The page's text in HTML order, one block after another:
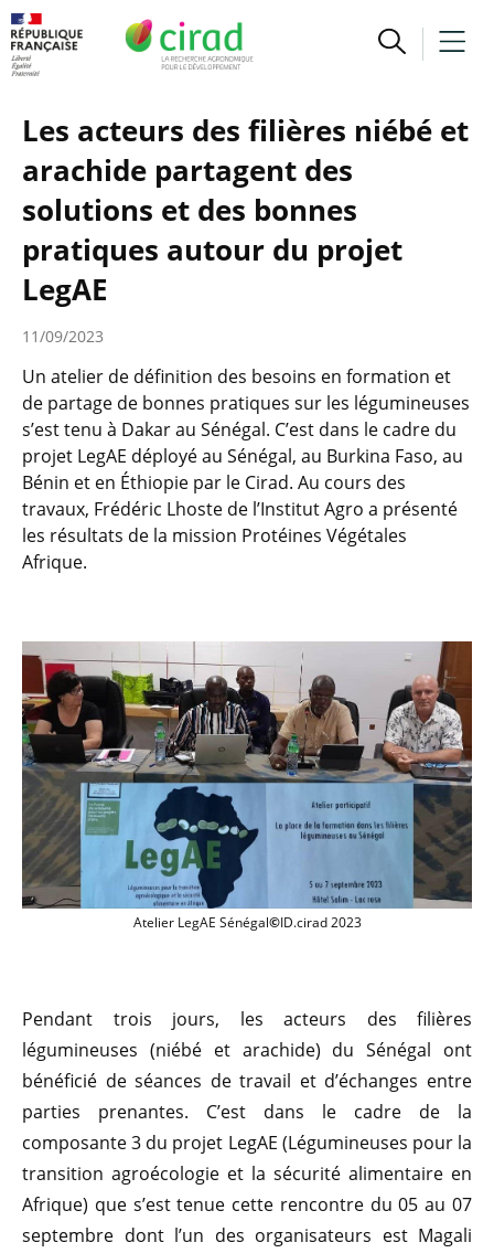
Les acteurs des filières niébé et
arachide partagent des
solutions et des bonnes
pratiques autour du projet
LegAE
11/09/2023
Un atelier de définition des besoins en formation et
de partage de bonnes pratiques sur les légumineuses
s’est tenu à Dakar au Sénégal. C’est dans le cadre du
projet LegAE déployé au Sénégal, au Burkina Faso, au
Bénin et en Éthiopie par le Cirad. Au cours des
travaux, Frédéric Lhoste de l’Institut Agro a présenté
les résultats de la mission Protéines Végétales
Afrique.
Ouverture atelier LegAE Sénégal ©ID,
Atelier LegAE Sénégal©ID.cirad 2023
Pendant trois jours, les acteurs des filières
légumineuses (niébé et arachide) du Sénégal ont
bénéficié de séances de travail et d’échanges entre
parties prenantes. C’est dans le cadre de la
composante 3 du projet LegAE (Légumineuses pour la
transition agroécologie et la sécurité alimentaire en
Afrique) que s’est tenue cette rencontre du 05 au 07
septembre dont l’un des organisateurs est Magali